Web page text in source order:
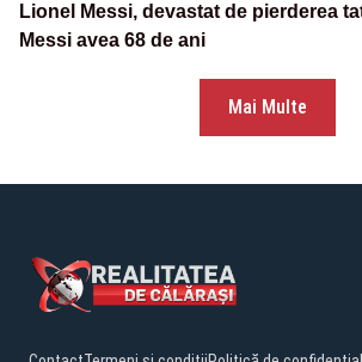
Lionel Messi, devastat de pierderea
Messi avea 68 de ani
Mai Multe